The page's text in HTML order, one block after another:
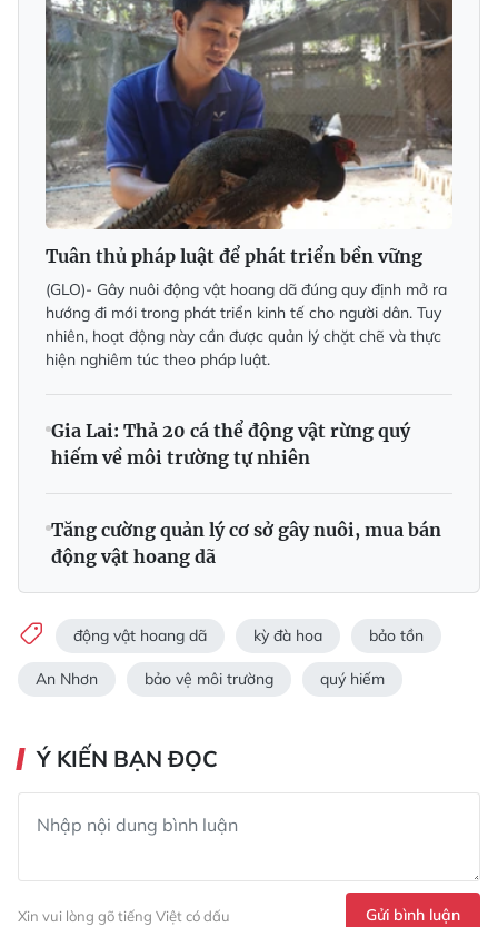
Tuân thủ pháp luật để phát triển bền vững
(GLO)- Gây nuôi động vật hoang dã đúng quy định mở ra
hướng đi mới trong phát triển kinh tế cho người dân. Tuy
nhiên, hoạt động này cần được quản lý chặt chẽ và thực
hiện nghiêm túc theo pháp luật.
Gia Lai: Thả 20 cá thể động vật rừng quý
hiếm về môi trường tự nhiên
Tăng cường quản lý cơ sở gây nuôi, mua bán
động vật hoang dã
động vật hoang dã kỳ đà hoa bảo tồn
An Nhơn bảo vệ môi trường quý hiếm
Ý KIẾN BẠN ĐỌC
Xin vui lòng gõ tiếng Việt có dấu Gửi bình luận